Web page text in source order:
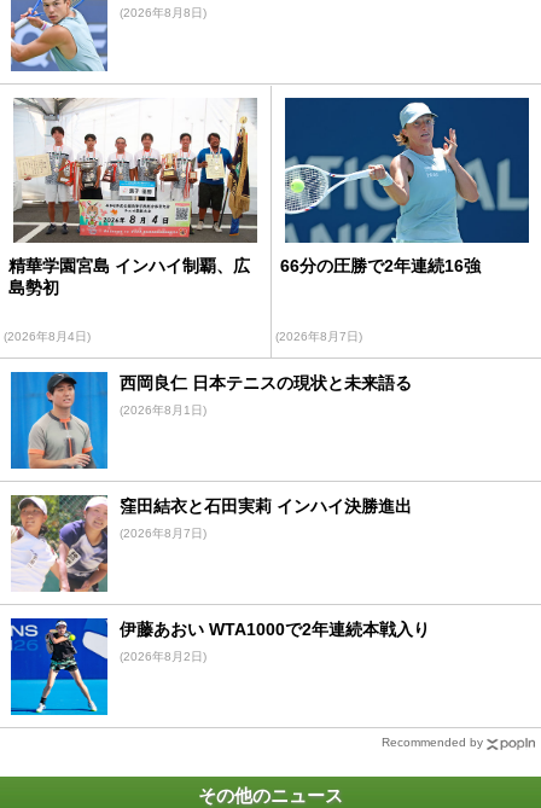
(2026年8月8日)
精華学園宮島 インハイ制覇、広
島勢初
(2026年8月4日)
66分の圧勝で2年連続16強
(2026年8月7日)
西岡良仁 日本テニスの現状と未来語る
(2026年8月1日)
窪田結衣と石田実莉 インハイ決勝進出
(2026年8月7日)
伊藤あおい WTA1000で2年連続本戦入り
(2026年8月2日)
Recommended by
その他のニュース